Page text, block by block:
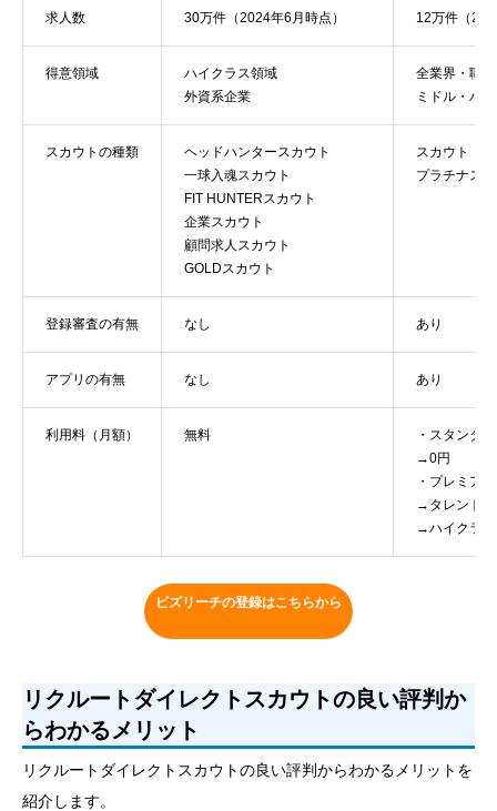
求人数 30万件（2024年6月時点） 12万件（
得意領域
ハイクラス領域
外資系企業
全業界・職種
ミドル・ハ
スカウトの種類
ヘッドハンタースカウト
一球入魂スカウト
FIT HUNTERスカウト
企業スカウト
顧問求人スカウト
GOLDスカウト
スカウト
プラチナス
登録審査の有無 なし あり
アプリの有無 なし あり
利用料（月額） 無料
・スタンダ
→0円
・プレミア
→タレント
→ハイクラ
ビズリーチの登録はこちらから
リクルートダイレクトスカウトの良い評判か
らわかるメリット
リクルートダイレクトスカウトの良い評判からわかるメリットを
紹介します。